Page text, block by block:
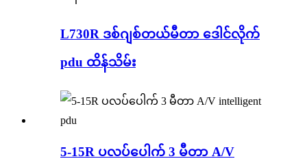
L730R ဒစ်ဂျစ်တယ်မီတာ ဒေါင်လိုက်
pdu ထိန်သိမ်း
5-15R ပလပ်ပေါက် 3 မီတာ A/V